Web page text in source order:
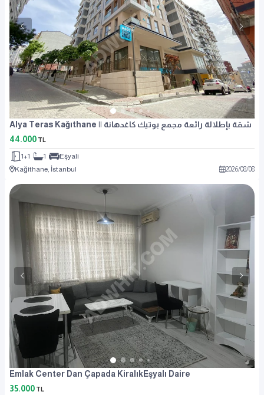
Alya Teras Kağıthane || شقة بإطلالة رائعة مجمع بوتيك كاغدهانة
44.000 TL
1+1 1
Eşyalı
Kağıthane, İstanbul
2026/08/08
Emlak Center Dan Çapada KiralıkEşyalı Daire
35.000 TL